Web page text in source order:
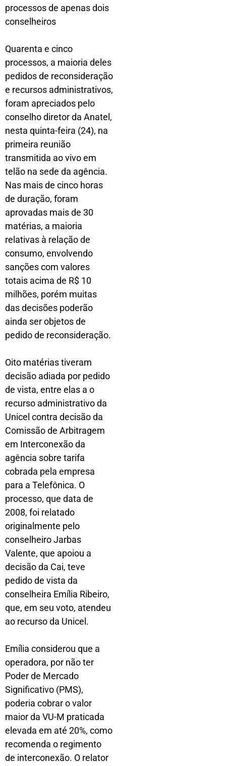
processos de apenas dois
conselheiros
Quarenta e cinco
processos, a maioria deles
pedidos de reconsideração
e recursos administrativos,
foram apreciados pelo
conselho diretor da Anatel,
nesta quinta-feira (24), na
primeira reunião
transmitida ao vivo em
telão na sede da agência.
Nas mais de cinco horas
de duração, foram
aprovadas mais de 30
matérias, a maioria
relativas à relação de
consumo, envolvendo
sanções com valores
totais acima de R$ 10
milhões, porém muitas
das decisões poderão
ainda ser objetos de
pedido de reconsideração.
Oito matérias tiveram
decisão adiada por pedido
de vista, entre elas a o
recurso administrativo da
Unicel contra decisão da
Comissão de Arbitragem
em Interconexão da
agência sobre tarifa
cobrada pela empresa
para a Telefônica. O
processo, que data de
2008, foi relatado
originalmente pelo
conselheiro Jarbas
Valente, que apoiou a
decisão da Cai, teve
pedido de vista da
conselheira Emília Ribeiro,
que, em seu voto, atendeu
ao recurso da Unicel.
Emília considerou que a
operadora, por não ter
Poder de Mercado
Significativo (PMS),
poderia cobrar o valor
maior da VU-M praticada
elevada em até 20%, como
recomenda o regimento
de interconexão. O relator